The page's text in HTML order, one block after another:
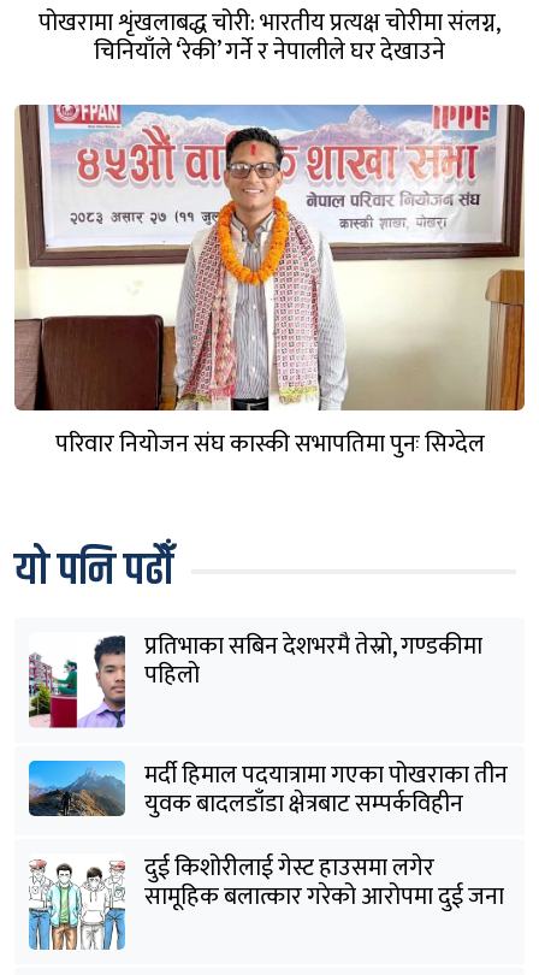
पोखरामा शृंखलाबद्ध चोरी: भारतीय प्रत्यक्ष चोरीमा संलग्न,
चिनियाँले ‘रेकी’ गर्ने र नेपालीले घर देखाउने
परिवार नियोजन संघ कास्की सभापतिमा पुनः सिग्देल
यो पनि पढौँ
प्रतिभाका सबिन देशभरमै तेस्रो, गण्डकीमा
पहिलो
मर्दी हिमाल पदयात्रामा गएका पोखराका तीन
युवक बादलडाँडा क्षेत्रबाट सम्पर्कविहीन
दुई किशोरीलाई गेस्ट हाउसमा लगेर
सामूहिक बलात्कार गरेको आरोपमा दुई जना